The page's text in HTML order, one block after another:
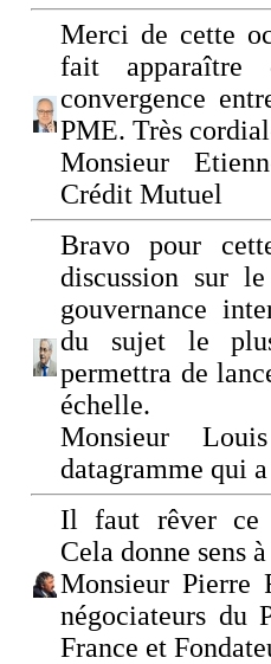
Merci de cette
fait apparaître
convergence
PME. Très
Monsieur
Crédit Mutuel
Bravo pour
discussion sur
gouvernance
du sujet le
permettra de
échelle.
Monsieur
datagramme qui
Il faut rêver ce
Cela donne sens
Monsieur Pierre
négociateurs du
France et